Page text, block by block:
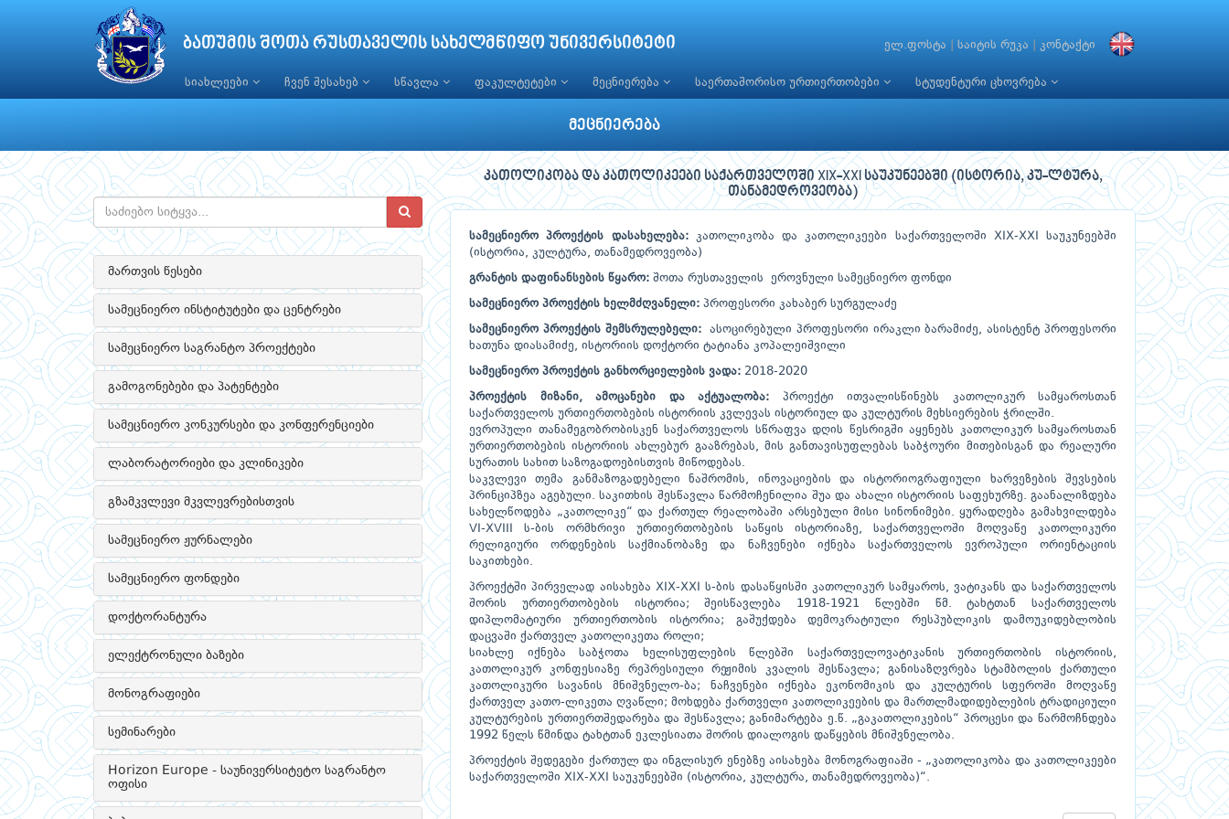
ბათუმის შოთა რუსთაველის სახელმწიფო უნივერსიტეტი ელ.ფოსტა საიტის რუკა კონტაქტი
სიახლეები ჩვენ შესახებ სწავლა ფაკულტეტები მეცნიერება საერთაშორისო ურთიერთობები სტუდენტური ცხოვრება
მეცნიერება
მართვის წესები
სამეცნიერო ინსტიტუტები და ცენტრები
სამეცნიერო საგრანტო პროექტები
გამოგონებები და პატენტები
სამეცნიერო კონკურსები და კონფერენციები
ლაბორატორიები და კლინიკები
გზამკვლევი მკვლევრებისთვის
სამეცნიერო ჟურნალები
სამეცნიერო ფონდები
დოქტორანტურა
ელექტრონული ბაზები
მონოგრაფიები
სემინარები
Horizon Europe - საუნივერსიტეტო საგრანტო
ოფისი
კათოლიკობა და კათოლიკეები საქართველოში XIX-XXI საუკუნეებში (ისტორია, კუ-ლტურა,
თანამედროვეობა)
სამეცნიერო პროექტის დასახელება: კათოლიკობა და კათოლიკეები საქართველოში XIX-XXI საუკუნეებში
(ისტორია, კულტურა, თანამედროვეობა)
გრანტის დაფინანსების წყარო: შოთა რუსთაველის ეროვნული სამეცნიერო ფონდი
სამეცნიერო პროექტის ხელმძღვანელი: პროფესორი კახაბერ სურგულაძე
სამეცნიერო პროექტის შემსრულებელი:ასოცირებული პროფესორი ირაკლი ბარამიძე, ასისტენტ პროფესორი
ხათუნა დიასამიძე, ისტორიის დოქტორი ტატიანა კოპალეიშვილი
სამეცნიერო პროექტის განხორციელების ვადა: 2018-2020
პროექტის მიზანი, ამოცანები და აქტუალობა: პროექტი ითვალისწინებს კათოლიკურ სამყაროსთან
საქართველოს ურთიერთობების ისტორიის კვლევას ისტორიულ და კულტურის მეხსიერების ჭრილში.
ევროპული თანამეგობრობისკენ საქართველოს სწრაფვა დღის წესრიგში აყენებს კათოლიკურ სამყაროსთან
ურთიერთობების ისტორიის ახლებურ გააზრებას, მის განთავისუფლებას საბჭოური მითებისგან და რეალური
სურათის სახით საზოგადოებისთვის მიწოდებას.
საკვლევი თემა განმაზოგადებელი ნაშრომის, ინოვაციების და ისტორიოგრაფიული ხარვეზების შევსების
პრინციპზეა აგებული. საკითხის შესწავლა წარმოჩენილია შუა და ახალი ისტორიის საფეხურზე. გაანალიზდება
სახელწოდება „კათოლიკე“ და ქართულ რეალობაში არსებული მისი სინონიმები. ყურადღება გამახვილდება
VI-XVIII ს-ბის ორმხრივი ურთიერთობების საწყის ისტორიაზე, საქართველოში მოღვაწე კათოლიკური
რელიგიური ორდენების საქმიანობაზე და ნაჩვენები იქნება საქართველოს ევროპული ორიენტაციის
საკითხები.
პროექტში პირველად აისახება XIX-XXI ს-ბის დასაწყისში კათოლიკურ სამყაროს, ვატიკანს და საქართველოს
შორის ურთიერთობების ისტორია; შეისწავლება 1918-1921 წლებში წმ. ტახტთან საქართველოს
დიპლომატიური ურთიერთობის ისტორია; გაშუქდება დემოკრატიული რესპუბლიკის დამოუკიდებლობის
დაცვაში ქართველ კათოლიკეთა როლი;
სიახლე იქნება საბჭოთა ხელისუფლების წლებში საქართველოვატიკანის ურთიერთობის ისტორიის,
კათოლიკურ კონფესიაზე რეპრესიული რეჟიმის კვალის შესწავლა; განისაზღვრება სტამბოლის ქართული
კათოლიკური სავანის მნიშვნელო-ბა; ნაჩვენები იქნება ეკონომიკის და კულტურის სფეროში მოღვაწე
ქართველ კათო-ლიკეთა ღვაწლი; მოხდება ქართველი კათოლიკეების და მართლმადიდებლების ტრადიციული
კულტურების ურთიერთშედარება და შესწავლა; განიმარტება ე.წ. „გაკათოლიკების“ პროცესი და წარმოჩნდება
1992 წელს წმინდა ტახტთან ეკლესიათა შორის დიალოგის დაწყების მნიშვნელობა.
პროექტის შედეგები ქართულ და ინგლისურ ენებზე აისახება მონოგრაფიაში - „კათოლიკობა და კათოლიკეები
საქართველოში XIX-XXI საუკუნეებში (ისტორია, კულტურა, თანამედროვეობა)“.